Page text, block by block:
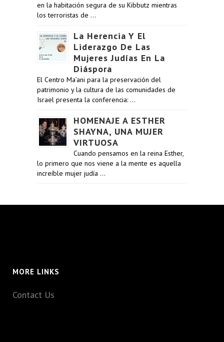
en la habitación segura de su Kibbutz mientras
los terroristas de …
La Herencia Y El
Liderazgo De Las
Mujeres Judías En La
Diáspora
El Centro Ma’ani para la preservación del
patrimonio y la cultura de las comunidades de
Israel presenta la conferencia: …
HOMENAJE A ESTHER
SHAYNA, UNA MUJER
VIRTUOSA
Cuando pensamos en la reina Esther,
lo primero que nos viene a la mente es aquella
increíble mujer judía …
MORE LINKS
Contact Us